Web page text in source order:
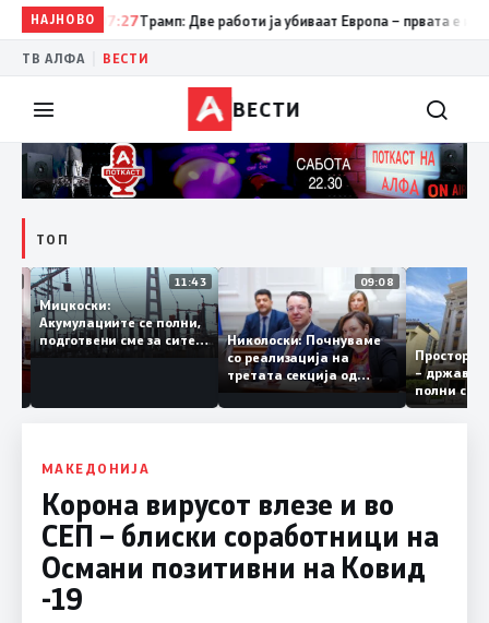
НАЈНОВО
07:27 Трамп: Две работи ја убиваат Европа – првата е
ТВ АЛФА ВЕСТИ
ВЕСТИ
ТОП
12:03
за
11:43
Мицкоски:
Акумулациите се полни,
подготвени сме за сите
ризици, не размислување
09:08
Николоски: Почнуваме
со реализација на
третата секција од
железничкиот Коридор
8, Македонија станува
–
полни
МАКЕДОНИЈА
Корона вирусот влезе и во
СЕП – блиски соработници на
Османи позитивни на Ковид
-19